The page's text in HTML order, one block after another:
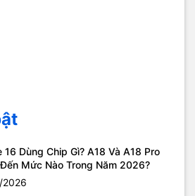
16 Dùng Chip Gì? A18 Và A18 Pro
Mức Nào Trong Năm 2026?